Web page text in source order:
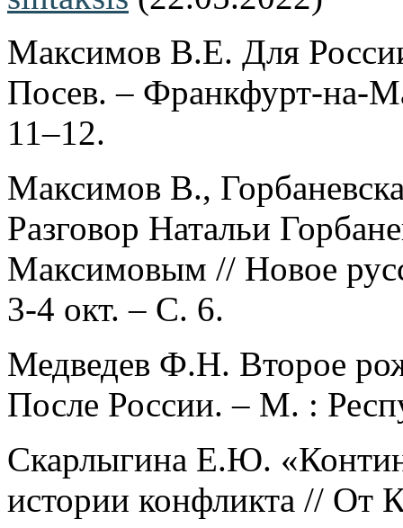
Максимов В.Е. Для
Посев. – Франкфурт-на-
11–12.
Максимов В.,
Разговор Натальи
Максимовым // Новое
3-4 окт. – С. 6.
Медведев Ф.Н. Второе
После России. – М. :
Скарлыгина Е.Ю.
истории конфликта // От